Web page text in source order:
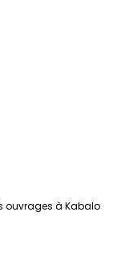
ouvrages à Kabalo